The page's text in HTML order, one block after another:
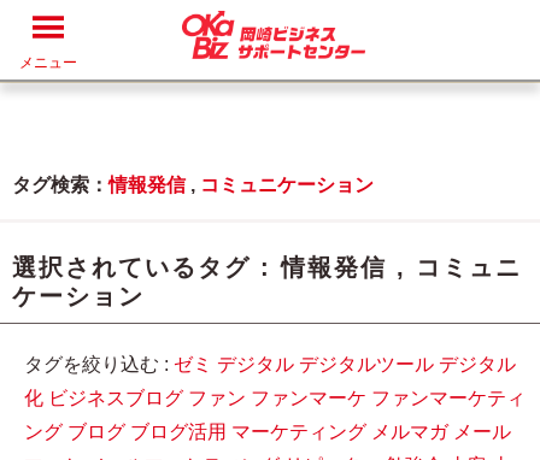
メニュー
タグ検索：情報発信, コミュニケーション
選択されているタグ :情報発信 ,
コミュニ
ケーション
タグを絞り込む : ゼミ デジタル デジタルツール デジタル
化 ビジネスブログ ファン ファンマーケ ファンマーケティ
ング ブログ ブログ活用 マーケティング メルマガ メール